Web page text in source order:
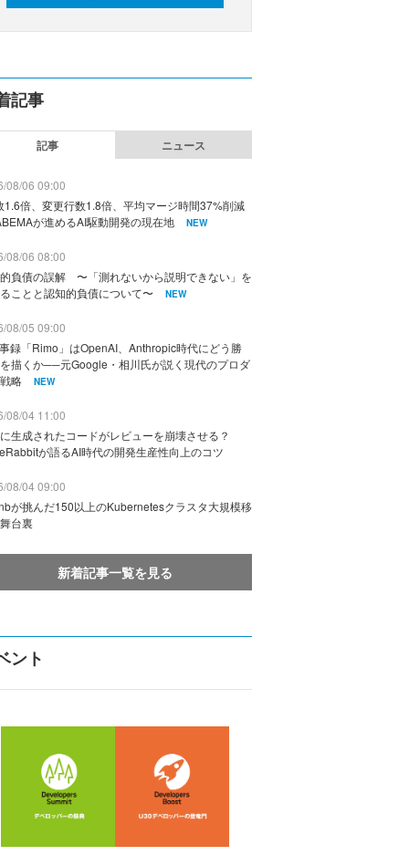
記事
記事 ニュース
08/06 09:00
1.6倍、変更行数1.8倍、平均マージ時間37%削減
が進めるAI駆動開発の現在地
NEW
08/06 08:00
負債の誤解 〜「測れないから説明できない」を
ことと認知的負債について〜
NEW
08/05 09:00
録「Rimo」はOpenAI、Anthropic時代にどう勝
描くか──元Google・相川氏が説く現代のプロダ
略
NEW
08/04 11:00
生成されたコードがレビューを崩壊させる？
が語るAI時代の開発生産性向上のコツ
08/04 09:00
が挑んだ150以上のKubernetesクラスタ大規模移
台裏
新着記事一覧を見る
ント